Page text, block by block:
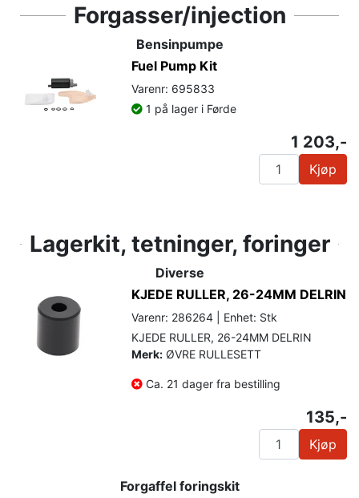
Forgasser/injection
Bensinpumpe
Fuel Pump Kit
Varenr: 695833
1 på lager i Førde
1 203,-
Kjøp
Lagerkit, tetninger, foringer
Diverse
KJEDE RULLER, 26-24MM DELRIN
Varenr: 286264 | Enhet: Stk
KJEDE RULLER, 26-24MM DELRIN
Merk: ØVRE RULLESETT
Ca. 21 dager fra bestilling
135,-
Kjøp
Forgaffel foringskit